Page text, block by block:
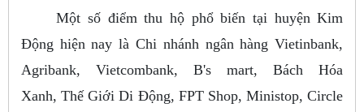
Một số điểm thu hộ phổ biến tại huyện Kim
Động hiện nay là Chi nhánh ngân hàng Vietinbank,
Agribank, Vietcombank, B's mart, Bách Hóa
Xanh, Thế Giới Di Động, FPT Shop, Ministop, Circle